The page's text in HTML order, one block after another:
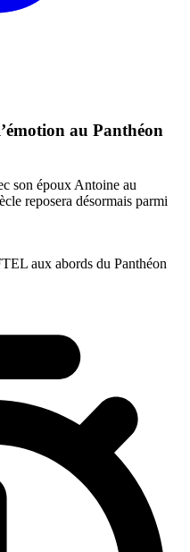
au Panthéon
son époux Antoine au
reposera désormais parmi
aux abords du Panthéon